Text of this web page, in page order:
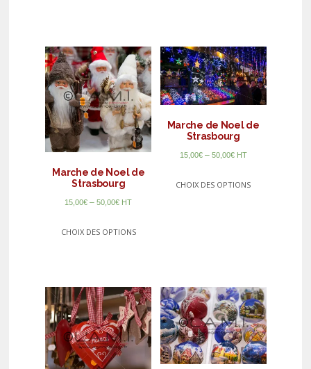
Marche de Noel de
Strasbourg
15,00€ –50,00€ HT
CHOIX DES OPTIONS
Marche de Noel de
Strasbourg
15,00€– 50,00€ HT
CHOIX DES OPTIONS